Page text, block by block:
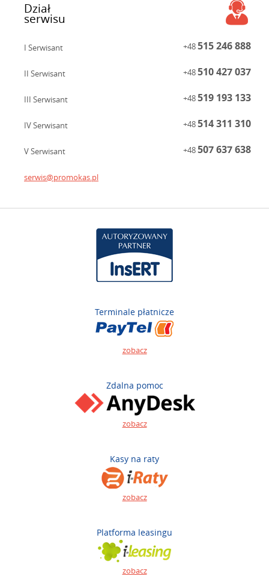
Dział
serwisu
I Serwisant +48515 246 888
II Serwisant +48510 427 037
III Serwisant +48519 193 133
IV Serwisant +48514 311 310
V Serwisant +48507 637 638
serwis@promokas.pl
Terminale płatnicze
zobacz
Zdalna pomoc
zobacz
Kasy na raty
zobacz
Platforma leasingu
zobacz